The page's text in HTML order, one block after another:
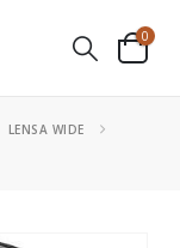
0
LENSA WIDE